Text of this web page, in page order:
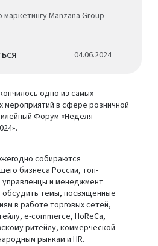
маркетингу Manzana Group
04.06.2024
одно из самых
мероприятий в сфере розничной
Форум «Неделя
собираются
бизнеса России, топ-
и менеджмент
обсудить темы, посвященные
в работе торговых сетей,
е-commerce, HoReCa,
ритейлу, коммерческой
рынкам и HR.